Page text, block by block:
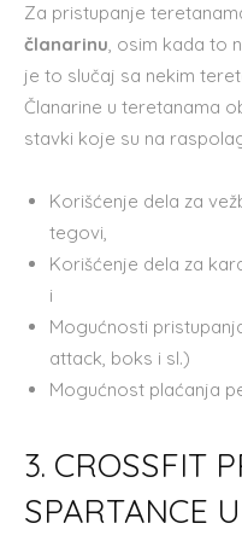
Za pristupanje
članarinu, osim kada to
je to slučaj sa nekim
Članarine u teretanama
stavki koje su na
Korišćenje dela za
tegovi,
Korišćenje dela za
i
Mogućnosti
attack, boks i sl.)
Mogućnost plaćanja
3. CROSSFIT
SPARTANCE